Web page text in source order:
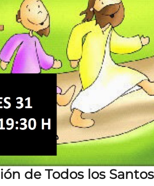
de Todos los